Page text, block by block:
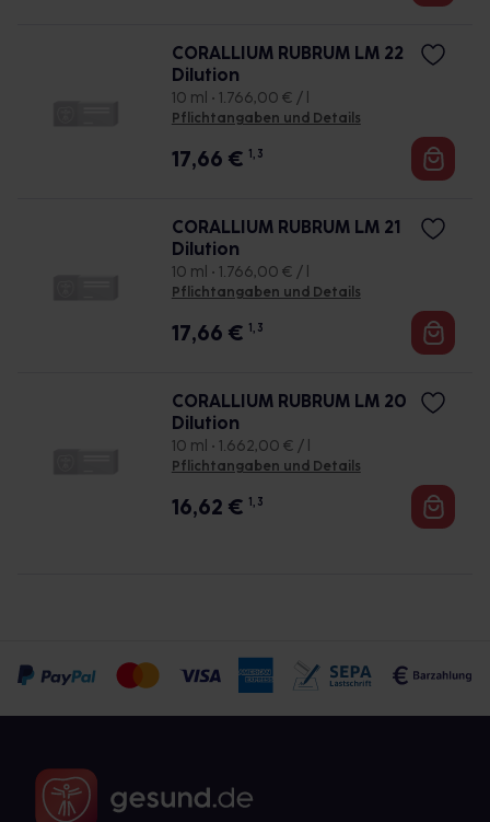
CORALLIUM RUBRUM LM 22
Dilution
10 ml • 1.766,00 € / l
Pflichtangaben und Details
17,66 € 1, 3
CORALLIUM RUBRUM LM 21
Dilution
10 ml • 1.766,00 € / l
Pflichtangaben und Details
17,66 € 1, 3
CORALLIUM RUBRUM LM 20
Dilution
10 ml • 1.662,00 € / l
Pflichtangaben und Details
16,62 € 1, 3